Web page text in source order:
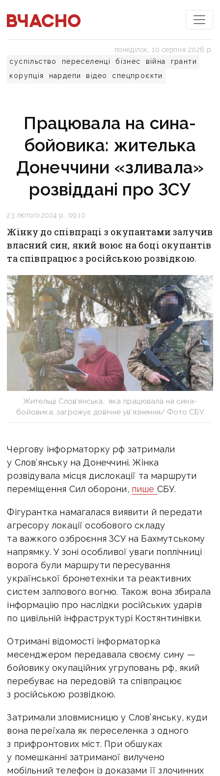
суспільство переселенці бізнес війна
гранти
корупція
нардепи відео спецпроєкти
понеділок, 10 серпня 2026 р.
Працювала на сина-
бойовика: жителька
Донеччини «зливала»
розвіддані про ЗСУ
23 лютого 2024 р., 09:10
Жінку до співпраці з окупантами залучив
власний син, який воює на боці окупантів
та співпрацює з російською розвідкою.
Жительці Слов’янська, яка працювала на сина-
бойовика, загрожує довічне ув’язнення/ Фото СБУ
Чергову інформаторку рф затримали
у Слов’янську на Донеччині. Жінка
розвідувала місця дислокації та маршрути
переміщення Сил оборони, пише СБУ.
Фігурантка намагалася виявити й передати
агресору локації особового складу
та важкого озброєння ЗСУ на Бахмутському
напрямку.У зоні особливої уваги поплічниці
ворога були маршрути пересування
української бронетехніки та реактивних
систем залпового вогню. Також вона збирала
інформацію про наслідки російських ударів
по цивільній інфраструктурі Костянтинівки.
Отримані відомості інформаторка
месенджером передавала своєму сину —
бойовику окупаційних угруповань рф, який
перебуває на передовій та співпрацює
з російською розвідкою.
Затримали зловмисницю у Слов’янську, куди
вона переїхала як переселенка з одного
з прифронтових міст. При обшуках
у помешканні затриманої вилучено
мобільний телефон із доказами її злочинних